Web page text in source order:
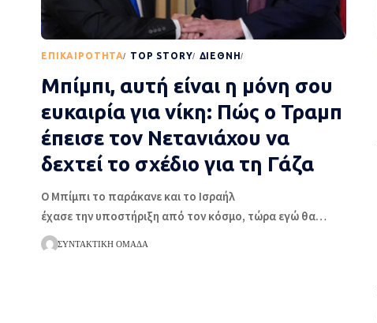
EΠΙΚΑΙΡΌΤΗΤΑ TOP STORY ΔΙΕΘΝΉ
Μπίμπι, αυτή είναι η μόνη σου
ευκαιρία για νίκη: Πώς ο Τραμπ
έπεισε τον Νετανιάχου να
δεχτεί το σχέδιο για τη Γάζα
Ο Μπίμπι το παράκανε και το Ισραήλ
έχασε την υποστήριξη από τον κόσμο, τώρα εγώ θα…
ΣΥΝΤΑΚΤΙΚΉ ΟΜΆΔΑ